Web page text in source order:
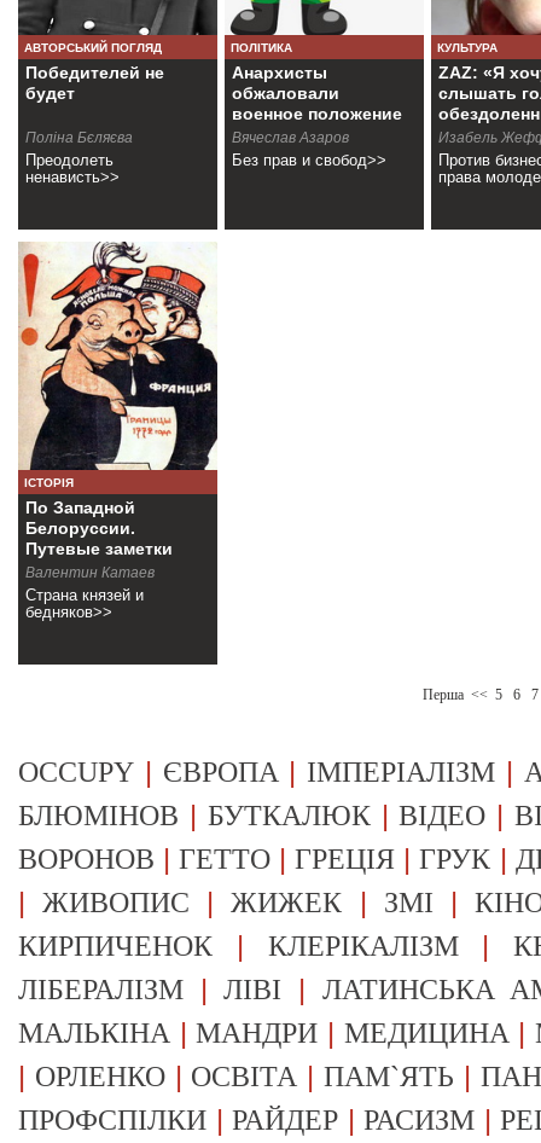
АВТОРСЬКИЙ ПОГЛЯД
Победителей не
будет
Поліна Бєляєва
Преодолеть
ненависть>>
ПОЛІТИКА
Анархисты
обжаловали
военное положение
Вячеслав Азаров
Без прав и свобод>>
КУЛЬТУРА
ZAZ: «Я
слышать
Изабель
Против
права
ІСТОРІЯ
По Западной
Белоруссии.
Путевые заметки
Валентин Катаев
Страна князей и
бедняков>>
Перша << 5 6 7
OCCUPY | ЄВРОПА | ІМПЕРІАЛІЗМ |
БЛЮМІНОВ | БУТКАЛЮК|ВІДЕО |
ВОРОНОВ |ГЕТТО |ГРЕЦІЯ |ГРУК |
|ЖИВОПИС |ЖИЖЕК | ЗМІ |
КИРПИЧЕНОК | КЛЕРІКАЛІЗМ|
ЛІБЕРАЛІЗМ |ЛІВІ | ЛАТИНСЬКА
МАЛЬКІНА |МАНДРИ | МЕДИЦИНА |
| ОРЛЕНКО| ОСВІТА |ПАМ`ЯТЬ |
ПРОФСПІЛКИ |РАЙДЕР |РАСИЗМ |